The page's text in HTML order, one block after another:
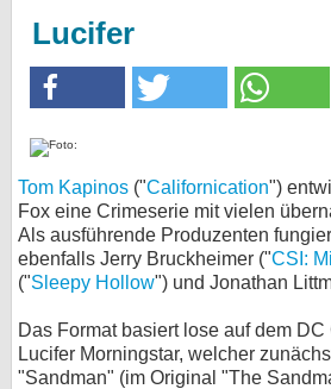
Lucifer
Tom Kapinos ("Californication")
Fox eine Crimeserie mit vielen
Als ausführende Produzenten
ebenfalls Jerry Bruckheimer ("CSI:
("Sleepy Hollow") und Jonathan
Das Format basiert lose auf dem
Lucifer Morningstar, welcher
"Sandman" (im Original "The
KULTUR
SERVICE
Forum
bei X
bei